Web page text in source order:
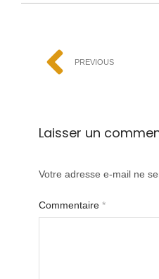
PREVIOUS
Laisser un
Votre adresse e-mail ne
Commentaire *